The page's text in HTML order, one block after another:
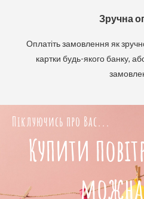
Зручна
Оплатіть замовлення як
картки будь-якого банку,
Піклуючись про Вас...
Купити